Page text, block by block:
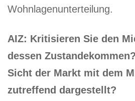
Wohnlagenunterteilung.
AIZ: Kritisieren Sie den
dessen
Sicht der Markt mit dem
zutreffend dargestellt?